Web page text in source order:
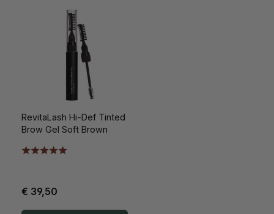
RevitaLash Hi-Def Tinted
Brow Gel Soft Brown
€ 39,50